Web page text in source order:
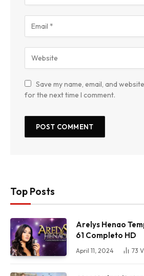
Save my name, email, and
for the next time I comment.
Top Posts
Arelys Henao
61 Completo HD
April 11, 2024 73